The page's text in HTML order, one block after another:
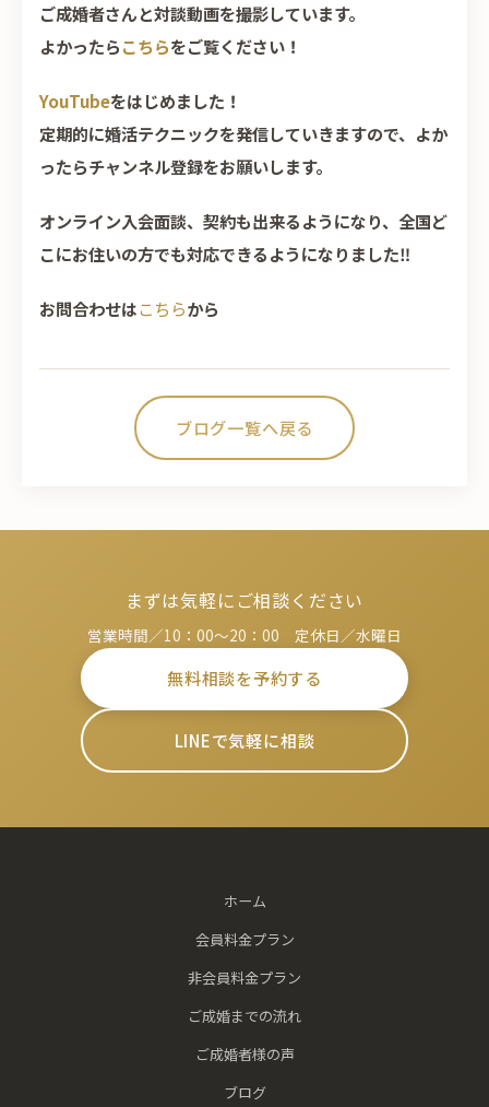
ご成婚者さんと対談動画を撮影しています。
よかったらこちらをご覧ください！
YouTubeをはじめました！
定期的に婚活テクニックを発信していきますので、よか
ったらチャンネル登録をお願いします。
オンライン入会面談、契約も出来るようになり、全国ど
こにお住いの方でも対応できるようになりました‼
お問合わせはこちらから
ブログ一覧へ戻る
まずは気軽にご相談ください
営業時間／10：00～20：00 定休日／水曜日
無料相談を予約する
LINEで気軽に相談
ホーム
会員料金プラン
非会員料金プラン
ご成婚までの流れ
ご成婚者様の声
ブログ